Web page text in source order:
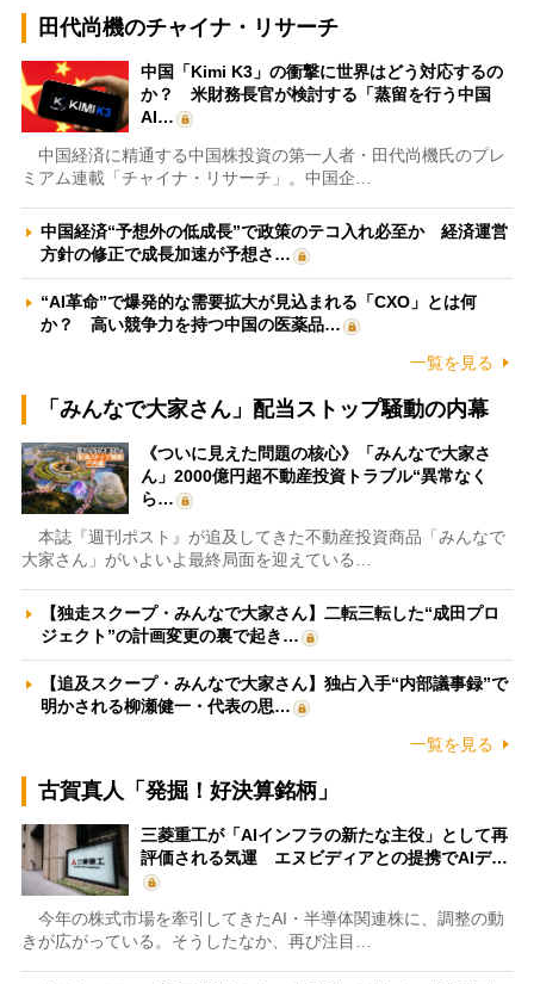
田代尚機のチャイナ・リサーチ
中国「Kimi K3」の衝撃に世界はどう対応するの
か？ 米財務長官が検討する「蒸留を行う中国
AI…
中国経済に精通する中国株投資の第一人者・田代尚機氏のプレ
ミアム連載「チャイナ・リサーチ」。中国企…
中国経済“予想外の低成長”で政策のテコ入れ必至か 経済運営
方針の修正で成長加速が予想さ…
“AI革命”で爆発的な需要拡大が見込まれる「CXO」とは何
か？ 高い競争力を持つ中国の医薬品…
一覧を見る
「みんなで大家さん」配当ストップ騒動の内幕
《ついに見えた問題の核心》「みんなで大家さ
ん」2000億円超不動産投資トラブル“異常なく
ら…
本誌『週刊ポスト』が追及してきた不動産投資商品「みんなで
大家さん」がいよいよ最終局面を迎えている…
【独走スクープ・みんなで大家さん】二転三転した“成田プロ
ジェクト”の計画変更の裏で起き…
【追及スクープ・みんなで大家さん】独占入手“内部議事録”で
明かされる柳瀬健一・代表の思…
一覧を見る
古賀真人「発掘！好決算銘柄」
三菱重工が「AIインフラの新たな主役」として再
評価される気運 エヌビディアとの提携でAIデ…
今年の株式市場を牽引してきたAI・半導体関連株に、調整の動
きが広がっている。そうしたなか、再び注目…